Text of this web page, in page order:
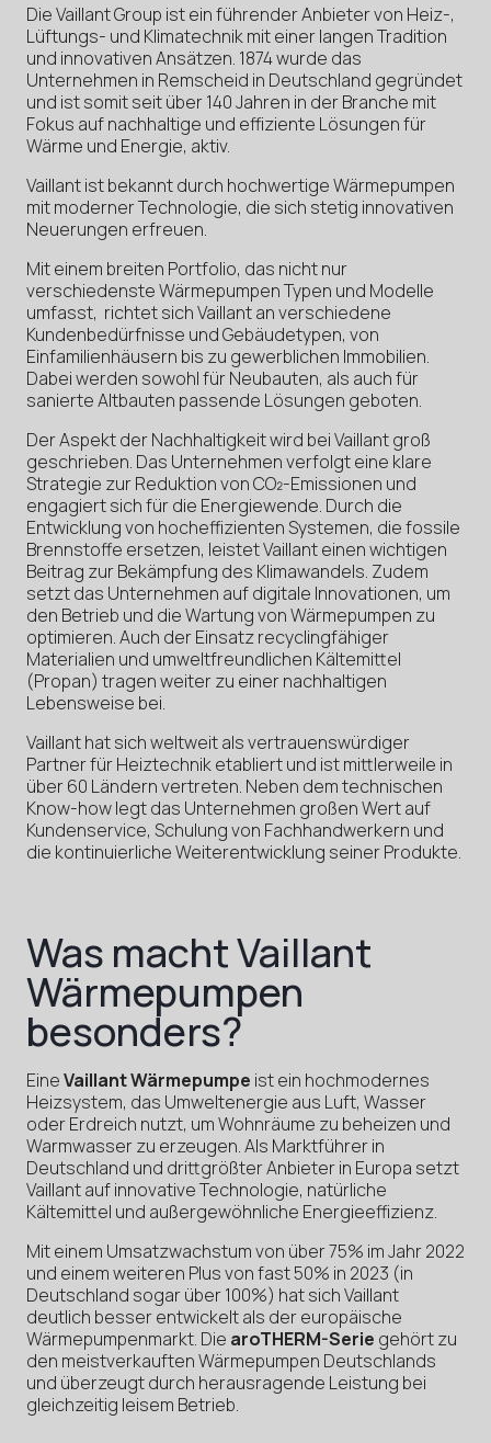
Die Vaillant Group ist ein führender Anbieter von Heiz-,
Lüftungs- und Klimatechnik mit einer langen Tradition
und innovativen Ansätzen. 1874 wurde das
Unternehmen in Remscheid in Deutschland gegründet
und ist somit seit über 140 Jahren in der Branche mit
Fokus auf nachhaltige und effiziente Lösungen für
Wärme und Energie, aktiv.
Vaillant ist bekannt durch hochwertige Wärmepumpen
mit moderner Technologie, die sich stetig innovativen
Neuerungen erfreuen.
Mit einem breiten Portfolio, das nicht nur
verschiedenste Wärmepumpen Typen und Modelle
umfasst, richtet sich Vaillant an verschiedene
Kundenbedürfnisse und Gebäudetypen, von
Einfamilienhäusern bis zu gewerblichen Immobilien.
Dabei werden sowohl für Neubauten, als auch für
sanierte Altbauten passende Lösungen geboten.
Der Aspekt der Nachhaltigkeit wird bei Vaillant groß
geschrieben. Das Unternehmen verfolgt eine klare
Strategie zur Reduktion von CO₂-Emissionen und
engagiert sich für die Energiewende. Durch die
Entwicklung von hocheffizienten Systemen, die fossile
Brennstoffe ersetzen, leistet Vaillant einen wichtigen
Beitrag zur Bekämpfung des Klimawandels. Zudem
setzt das Unternehmen auf digitale Innovationen, um
den Betrieb und die Wartung von Wärmepumpen zu
optimieren. Auch der Einsatz recyclingfähiger
Materialien und umweltfreundlichen Kältemittel
(Propan) tragen weiter zu einer nachhaltigen
Lebensweise bei.
Vaillant hat sich weltweit als vertrauenswürdiger
Partner für Heiztechnik etabliert und ist mittlerweile in
über 60 Ländern vertreten. Neben dem technischen
Know-how legt das Unternehmen großen Wert auf
Kundenservice, Schulung von Fachhandwerkern und
die kontinuierliche Weiterentwicklung seiner Produkte.
Was macht Vaillant
Wärmepumpen
besonders?
EineVaillant Wärmepumpe ist ein hochmodernes
Heizsystem, das Umweltenergie aus Luft, Wasser
oder Erdreich nutzt, um Wohnräume zu beheizen und
Warmwasser zu erzeugen. Als Marktführer in
Deutschland und drittgrößter Anbieter in Europa setzt
Vaillant auf innovative Technologie, natürliche
Kältemittel und außergewöhnliche Energieeffizienz.
Mit einem Umsatzwachstum von über 75% im Jahr 2022
und einem weiteren Plus von fast 50% in 2023 (in
Deutschland sogar über 100%) hat sich Vaillant
deutlich besser entwickelt als der europäische
Wärmepumpenmarkt. Die aroTHERM-Serie gehört zu
den meistverkauften Wärmepumpen Deutschlands
und überzeugt durch herausragende Leistung bei
gleichzeitig leisem Betrieb.